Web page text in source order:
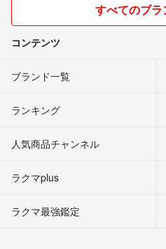
すべてのブ
コンテンツ
ブランド一覧
ランキング
人気商品チャンネル
ラクマplus
ラクマ最強鑑定